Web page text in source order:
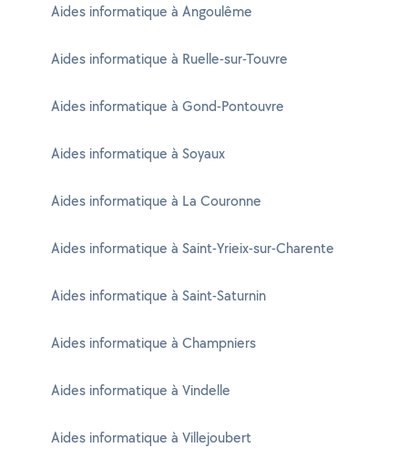
Aides informatique à Angoulême
Aides informatique à Ruelle-sur-Touvre
Aides informatique à Gond-Pontouvre
Aides informatique à Soyaux
Aides informatique à La Couronne
Aides informatique à Saint-Yrieix-sur-Charente
Aides informatique à Saint-Saturnin
Aides informatique à Champniers
Aides informatique à Vindelle
Aides informatique à Villejoubert